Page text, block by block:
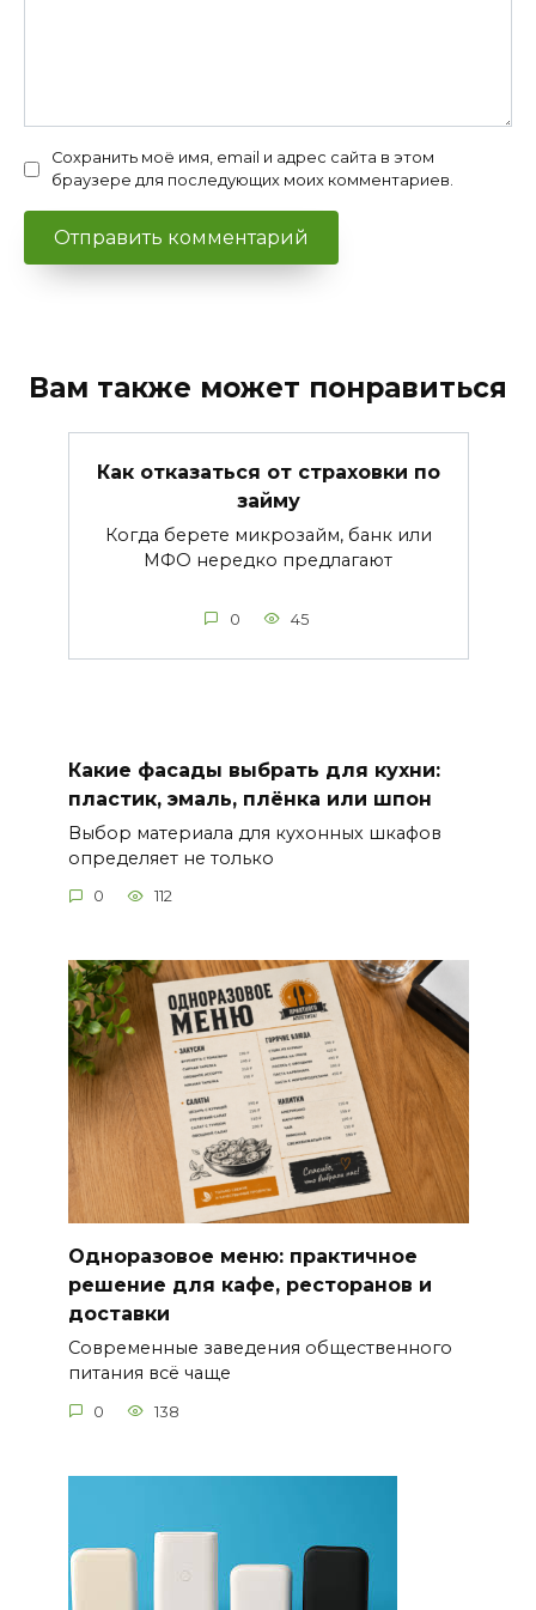
Сохранить моё имя, email и адрес сайта в этом
браузере для последующих моих комментариев.
Вам также может понравиться
Как отказаться от страховки по
займу
Когда берете микрозайм, банк или
МФО нередко предлагают
0 45
Какие фасады выбрать для кухни:
пластик, эмаль, плёнка или шпон
Выбор материала для кухонных шкафов
определяет не только
0 112
Одноразовое меню: практичное
решение для кафе, ресторанов и
доставки
Современные заведения общественного
питания всё чаще
0 138